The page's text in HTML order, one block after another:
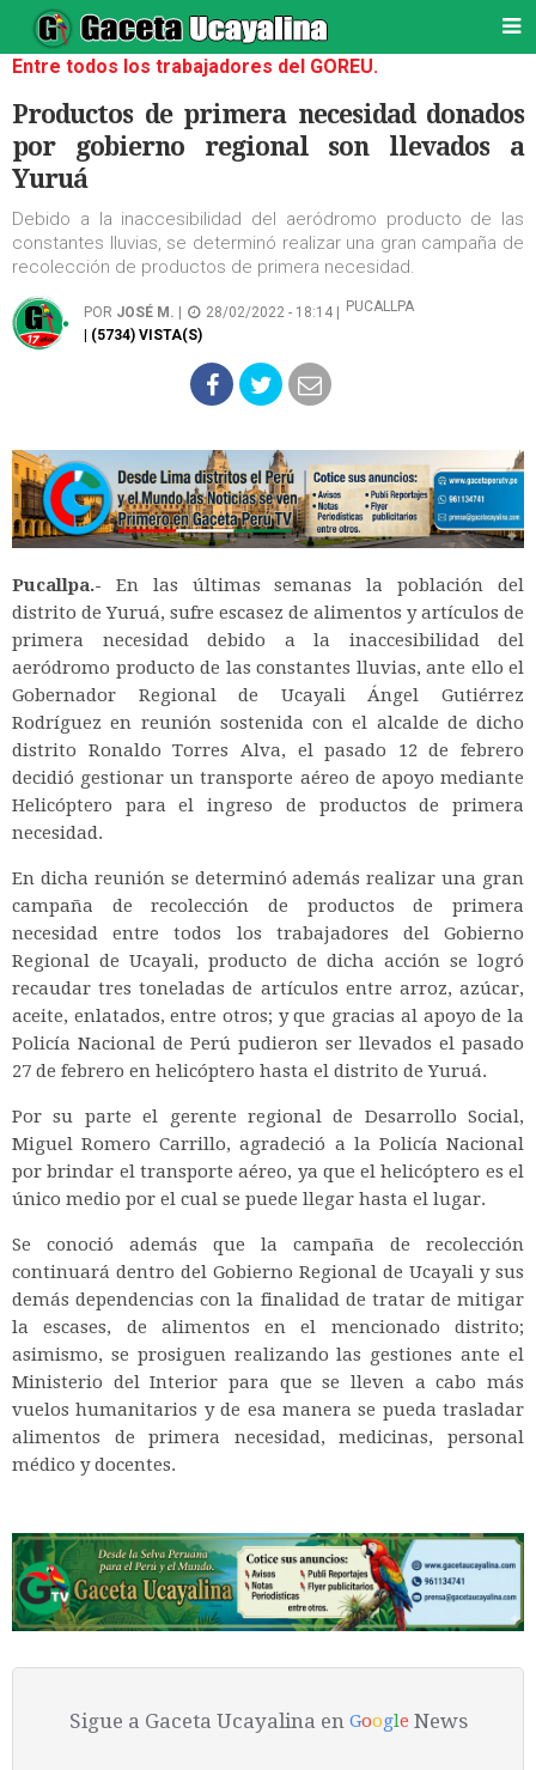
Entre todos los trabajadores del GOREU.
Productos de primera necesidad donados
por gobierno regional son llevados a
Yuruá
Debido a la inaccesibilidad del aeródromo producto de las
constantes lluvias, se determinó realizar una gran campaña de
recolección de productos de primera necesidad.
POR JOSÉ M. 28/02/2022 - 18:14 |
PUCALLPA
| (5734) VISTA(S)
Pucallpa.- En las últimas semanas la población del
distrito de Yuruá, sufre escasez de alimentos y artículos de
primera necesidad debido a la inaccesibilidad del
aeródromo producto de las constantes lluvias, ante ello el
Gobernador Regional de Ucayali Ángel Gutiérrez
Rodríguez en reunión sostenida con el alcalde de dicho
distrito Ronaldo Torres Alva, el pasado 12 de febrero
decidió gestionar un transporte aéreo de apoyo mediante
Helicóptero para el ingreso de productos de primera
necesidad.
En dicha reunión se determinó además realizar una gran
campaña de recolección de productos de primera
necesidad entre todos los trabajadores del Gobierno
Regional de Ucayali, producto de dicha acción se logró
recaudar tres toneladas de artículos entre arroz, azúcar,
aceite, enlatados, entre otros; y que gracias al apoyo de la
Policía Nacional de Perú pudieron ser llevados el pasado
27 de febrero en helicóptero hasta el distrito de Yuruá.
Por su parte el gerente regional de Desarrollo Social,
Miguel Romero Carrillo, agradeció a la Policía Nacional
por brindar el transporte aéreo, ya que el helicóptero es el
único medio por el cual se puede llegar hasta el lugar.
Se conoció además que la campaña de recolección
continuará dentro del Gobierno Regional de Ucayali y sus
demás dependencias con la finalidad de tratar de mitigar
la escases, de alimentos en el mencionado distrito;
asimismo, se prosiguen realizando las gestiones ante el
Ministerio del Interior para que se lleven a cabo más
vuelos humanitarios y de esa manera se pueda trasladar
alimentos de primera necesidad, medicinas, personal
médico y docentes.
Sigue a Gaceta Ucayalina en Google News